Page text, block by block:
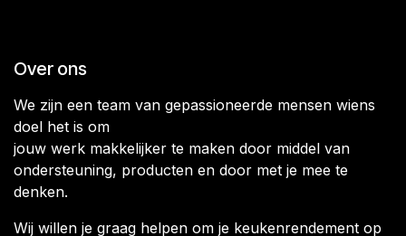
Over ons
We zijn een team van gepassioneerde mensen wiens
doel het is om
jouw werk makkelijker te maken door middel van
ondersteuning, producten en door met je mee te
denken.
Wij willen je graag helpen om je keukenrendement op